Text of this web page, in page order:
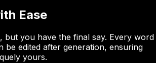
Ease
but you have the final say. Every word
be edited after generation, ensuring
yours.